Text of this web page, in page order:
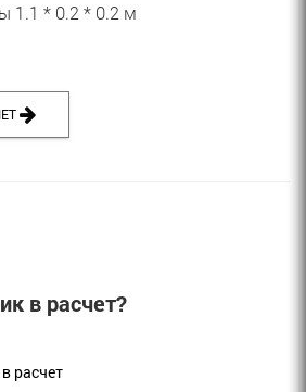
1.1 * 0.2 * 0.2 м
в расчет?
расчет